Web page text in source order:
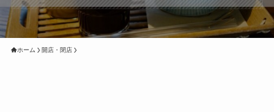
ホーム 開店・閉店